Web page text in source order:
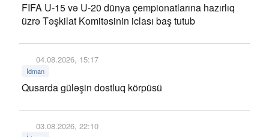
FIFA U-15 və U-20 dünya çempionatlarına hazırlıq
üzrə Təşkilat Komitəsinin iclası baş tutub
04.08.2026, 15:17
İdman
Qusarda güləşin dostluq körpüsü
03.08.2026, 22:10